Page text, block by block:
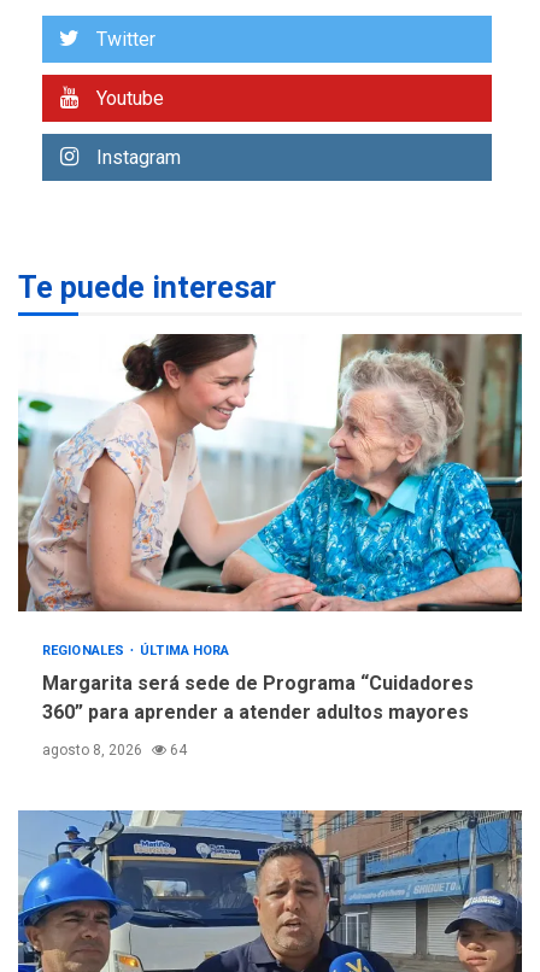
7
1
REGIONALES ÚLTIMA HORA
Programa “Cuidadores 360”
adultos mayores
operativa con flota
adquiridas en un año de
gestión
3
REGIONALES ÚLTIMA HORA
Reparan hundimiento de la
«Juan Bautista Arismendi» a
la altura de Macho Muerto
REGIONALES
TECNOLOGÍA
ÚLTIMA HORA
Fedecámaras NE y Unimar
creación y manejo de
estadísticas de turismo
5
avances en territorio
insular
Twitter
Youtube
Instagram
Te puede interesar
REGIONALES ÚLTIMA HORA
Margarita será sede de Programa “Cuidadores
360” para aprender a atender adultos mayores
agosto 8, 2026 64